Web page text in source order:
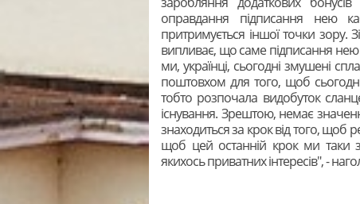
оправдання підписання нею
притримується іншої точки зору.
випливає, що саме підписання нею
ми, українці, сьогодні змушені
поштовхом для того, щоб
тобто розпочала видобуток
існування. Зрештою, немає
знаходиться за крок від того,
щоб цей останній крок ми таки
якихось приватних інтересів", -